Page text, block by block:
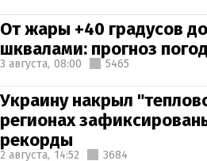
От жары +40 градусов
шквалами: прогноз
3 августа, 08:00 5465
Украину накрыл
регионах
рекорды
2 августа, 14:52 3684